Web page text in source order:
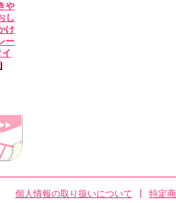
や
し
け
ー
個人情報の取り扱いについて
特定